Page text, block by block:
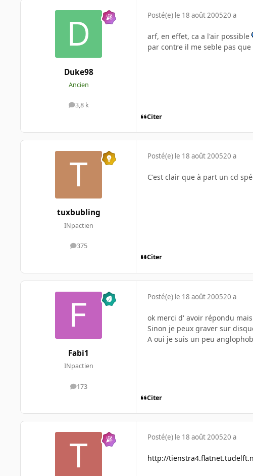
Duke98
Ancien
3,8 k
messages
Posté(e) le 18 août 200520 a
arf, en effet, ca a l'air possible
par contre il me seble pas
Citer
tuxbubling
INpactien
375
messages
Posté(e) le 18 août 200520 a
C'est clair que à part un cd
Citer
Fabi1
INpactien
173
messages
Posté(e) le 18 août 200520 a
ok merci d' avoir répondu
Sinon je peux graver sur
A oui je suis un peu
Citer
Posté(e) le 18 août 200520 a
http://